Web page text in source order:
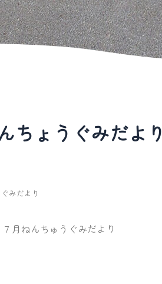
ちょうぐみだより
みだより
月ねんちゅうぐみだより